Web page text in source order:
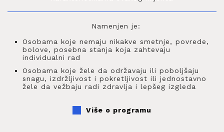
Namenjen je:
Osobama koje nemaju nikakve smetnje, povrede,
bolove, posebna stanja koja zahtevaju
individualni rad
Osobama koje žele da održavaju ili poboljšaju
snagu, izdržljivost i pokretljivost ili jednostavno
žele da vežbaju radi zdravlja i lepšeg izgleda
Više o programu